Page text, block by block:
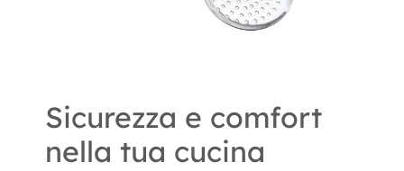
Sicurezza e comfort
nella tua cucina